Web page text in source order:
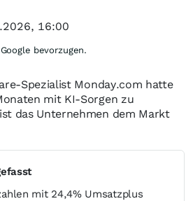
Spezialist Monday.com hatte
mit KI-Sorgen zu
das Unternehmen dem Markt
mit 24,4% Umsatzplus
16:00
Google bevorzugen.